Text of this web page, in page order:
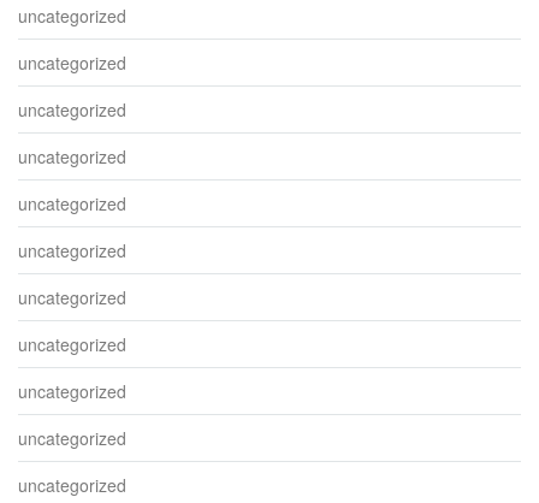
uncategorized
uncategorized
uncategorized
uncategorized
uncategorized
uncategorized
uncategorized
uncategorized
uncategorized
uncategorized
uncategorized